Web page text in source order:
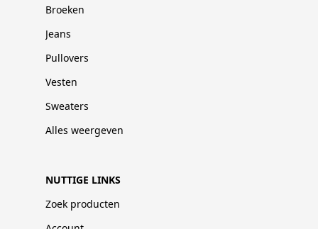
Broeken
Jeans
Pullovers
Vesten
Sweaters
Alles weergeven
NUTTIGE LINKS
Zoek producten